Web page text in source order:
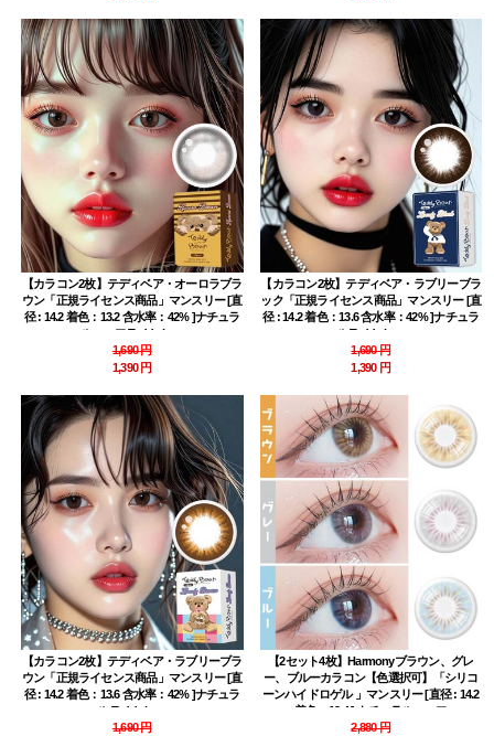
【カラコン2枚】テディベア・オーロラブラ
ウン「正規ライセンス商品」マンスリー [直
径 : 14.2 着色：13.2 含水率：42% ]ナチュラ
ルハーフ Teddy bear
1,690 円
1,390 円
【カラコン2枚】テディベア・ラブリーブラ
ック「正規ライセンス商品」マンスリー [直
径 : 14.2 着色：13.6 含水率：42% ]ナチュラ
ル Teddy bear
1,690 円
1,390 円
【カラコン2枚】テディベア・ラブリーブラ
ウン「正規ライセンス商品」マンスリー [直
径 : 14.2 着色：13.6 含水率：42% ]ナチュラ
ル Teddy bear
1,690 円
【2セット4枚】Harmonyブラウン、グレ
ー、ブルーカラコン【色選択可】「シリコ
ーンハイドロゲル 」マンスリー [直径 : 14.2
着色：13.4 ] ナチュラルハーフ
2,880 円